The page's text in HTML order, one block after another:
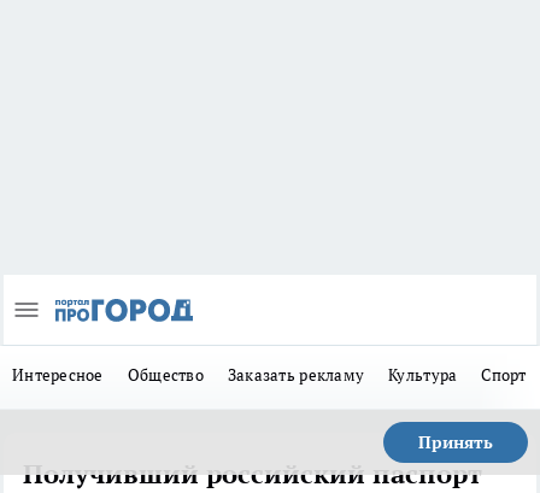
Интересное Общество Заказать рекламу Культура Спорт
Принять
Получивший российский паспорт